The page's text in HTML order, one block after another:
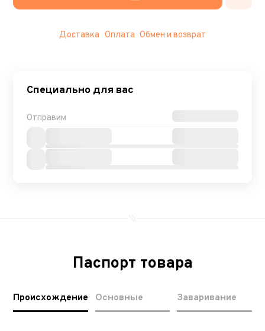
Доставка Оплата Обмен и возврат
Специально для вас
Отправим
Паспорт товара
Происхождение Основные Заваривание